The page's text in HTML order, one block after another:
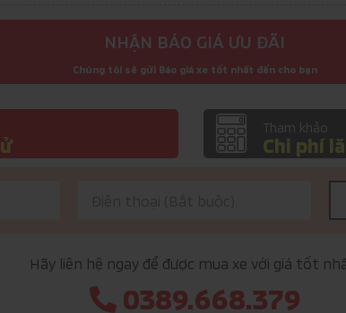
NHẬN BÁO GIÁ ƯU ĐÃI
Chúng tôi sẽ gửi Báo giá xe tốt nhất đến cho bạn
Tham khảo
Chi phí
Hãy liên hệ ngay để được mua xe với giá tốt
0389.668.379